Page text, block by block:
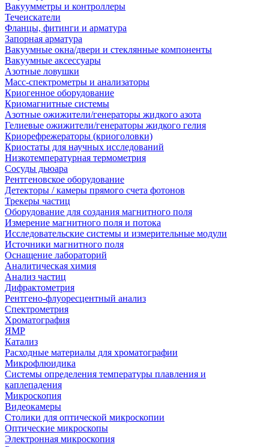
Вакуумметры и контроллеры
Течеискатели
Фланцы, фитинги и арматура
Запорная арматура
Вакуумные окна/двери и стеклянные компоненты
Вакуумные аксессуары
Азотные ловушки
Масс-спектрометры и анализаторы
Криогенное оборудование
Криомагнитные системы
Азотные ожижители/генераторы жидкого азота
Гелиевые ожижители/генераторы жидкого гелия
Криорефрежераторы (криоголовки)
Криостаты для научных исследований
Низкотемпературная термометрия
Сосуды дьюара
Рентгеновское оборудование
Детекторы / камеры прямого счета фотонов
Трекеры частиц
Оборудование для создания магнитного поля
Измерение магнитного поля и потока
Исследовательские системы и измерительные модули
Источники магнитного поля
Оснащение лабораторий
Аналитическая химия
Анализ частиц
Дифрактометрия
Рентгено-флуоресцентный анализ
Спектрометрия
Хроматография
ЯМР
Катализ
Расходные материалы для хроматографии
Микрофлюидика
Системы определения температуры плавления и
каплепадения
Микроскопия
Видеокамеры
Столики для оптической микроскопии
Оптические микроскопы
Электронная микроскопия